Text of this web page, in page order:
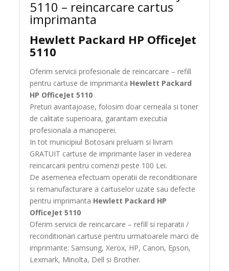
5110 – reincarcare cartus
imprimanta
Hewlett Packard HP OfficeJet
5110
Oferim servicii profesionale de reincarcare – refill
pentru cartuse de imprimanta Hewlett Packard
HP OfficeJet 5110
Preturi avantajoase, folosim doar cerneala si toner
de calitate superioara, garantam executia
profesionala a manoperei.
In tot municipiul Botosani preluam si livram
GRATUIT cartuse de imprimante laser in vederea
reincarcarii pentru comenzi peste 100 Lei.
De asemenea efectuam operatii de reconditionare
si remanufacturare a cartuselor uzate sau defecte
pentru imprimanta Hewlett Packard HP
OfficeJet 5110
Oferim servicii de reincarcare – refill si reparatii /
reconditionari cartuse pentru urmatoarele marci de
imprimante: Samsung, Xerox, HP, Canon, Epson,
Lexmark, Minolta, Dell si Brother.